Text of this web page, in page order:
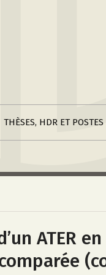
THÈSES, HDR ET POSTES
Postes
ATER en